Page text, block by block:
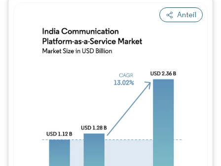
Anteil
Bild © Mordor Intelligence.